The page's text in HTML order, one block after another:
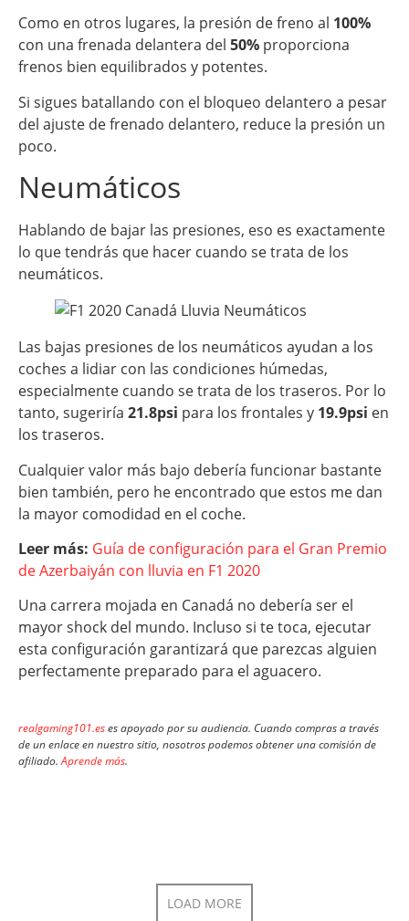
Como en otros lugares, la presión de freno al 100%
con una frenada delantera del 50% proporciona
frenos bien equilibrados y potentes.
Si sigues batallando con el bloqueo delantero a pesar
del ajuste de frenado delantero, reduce la presión un
poco.
Neumáticos
Hablando de bajar las presiones, eso es exactamente
lo que tendrás que hacer cuando se trata de los
neumáticos.
Las bajas presiones de los neumáticos ayudan a los
coches a lidiar con las condiciones húmedas,
especialmente cuando se trata de los traseros. Por lo
tanto, sugeriría 21.8psi para los frontales y 19.9psi en
los traseros.
Cualquier valor más bajo debería funcionar bastante
bien también, pero he encontrado que estos me dan
la mayor comodidad en el coche.
Leer más: Guía de configuración para el Gran Premio
de Azerbaiyán con lluvia en F1 2020
Una carrera mojada en Canadá no debería ser el
mayor shock del mundo. Incluso si te toca, ejecutar
esta configuración garantizará que parezcas alguien
perfectamente preparado para el aguacero.
realgaming101.eses apoyado por su audiencia. Cuando compras a través
de un enlace en nuestro sitio, nosotros podemos obtener una comisión de
afiliado.Aprende más.
LOAD MORE